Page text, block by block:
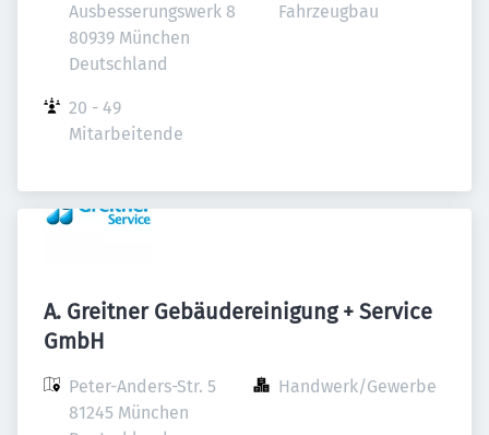
Ausbesserungswerk 8
80939 München
Deutschland
Fahrzeugbau
20 - 49
Mitarbeitende
A. Greitner Gebäudereinigung + Service
GmbH
Peter-Anders-Str. 5
81245 München
Handwerk/Gewerbe